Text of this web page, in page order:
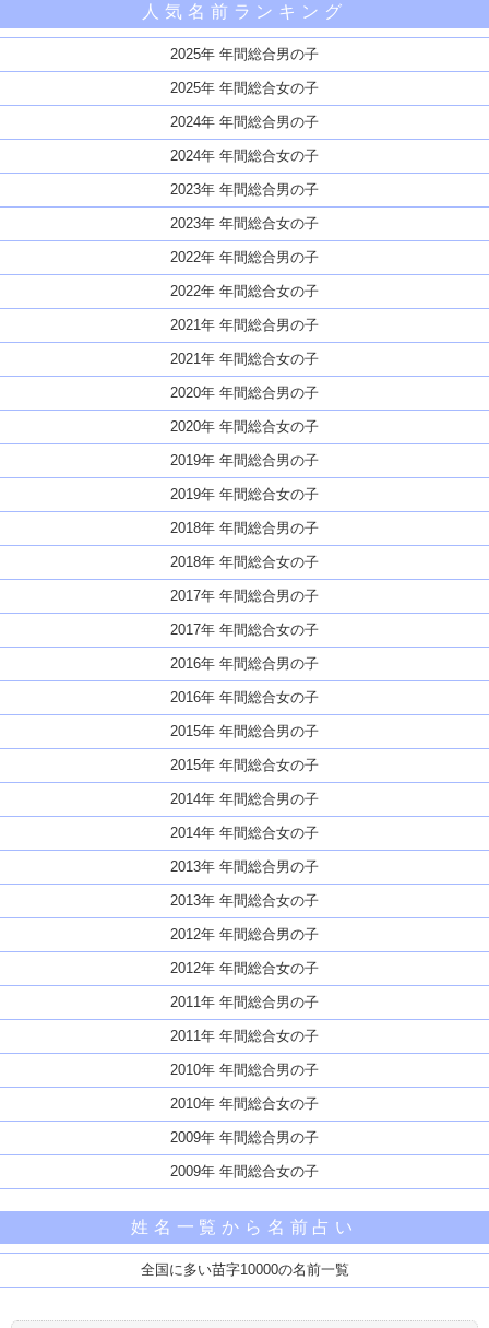
人気名前ランキング
2025年 年間総合男の子
2025年 年間総合女の子
2024年 年間総合男の子
2024年 年間総合女の子
2023年 年間総合男の子
2023年 年間総合女の子
2022年 年間総合男の子
2022年 年間総合女の子
2021年 年間総合男の子
2021年 年間総合女の子
2020年 年間総合男の子
2020年 年間総合女の子
2019年 年間総合男の子
2019年 年間総合女の子
2018年 年間総合男の子
2018年 年間総合女の子
2017年 年間総合男の子
2017年 年間総合女の子
2016年 年間総合男の子
2016年 年間総合女の子
2015年 年間総合男の子
2015年 年間総合女の子
2014年 年間総合男の子
2014年 年間総合女の子
2013年 年間総合男の子
2013年 年間総合女の子
2012年 年間総合男の子
2012年 年間総合女の子
2011年 年間総合男の子
2011年 年間総合女の子
2010年 年間総合男の子
2010年 年間総合女の子
2009年 年間総合男の子
2009年 年間総合女の子
姓名一覧から名前占い
全国に多い苗字10000の名前一覧